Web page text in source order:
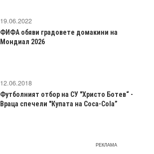
19.06.2022
ФИФА обяви градовете домакини на
Мондиал 2026
12.06.2018
Футболният отбор на СУ "Христо Ботев“ -
Враца спечели "Купата на Coca-Cola”
РЕКЛАМА